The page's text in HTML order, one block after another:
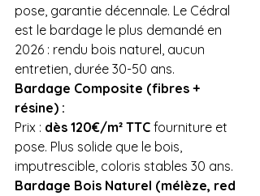
pose, garantie décennale. Le Cédral
est le bardage le plus demandé en
2026 : rendu bois naturel, aucun
entretien, durée 30-50 ans.
Bardage Composite (fibres +
résine) :
Prix : dès 120€/m² TTC fourniture et
pose. Plus solide que le bois,
imputrescible, coloris stables 30 ans.
Bardage Bois Naturel (mélèze, red